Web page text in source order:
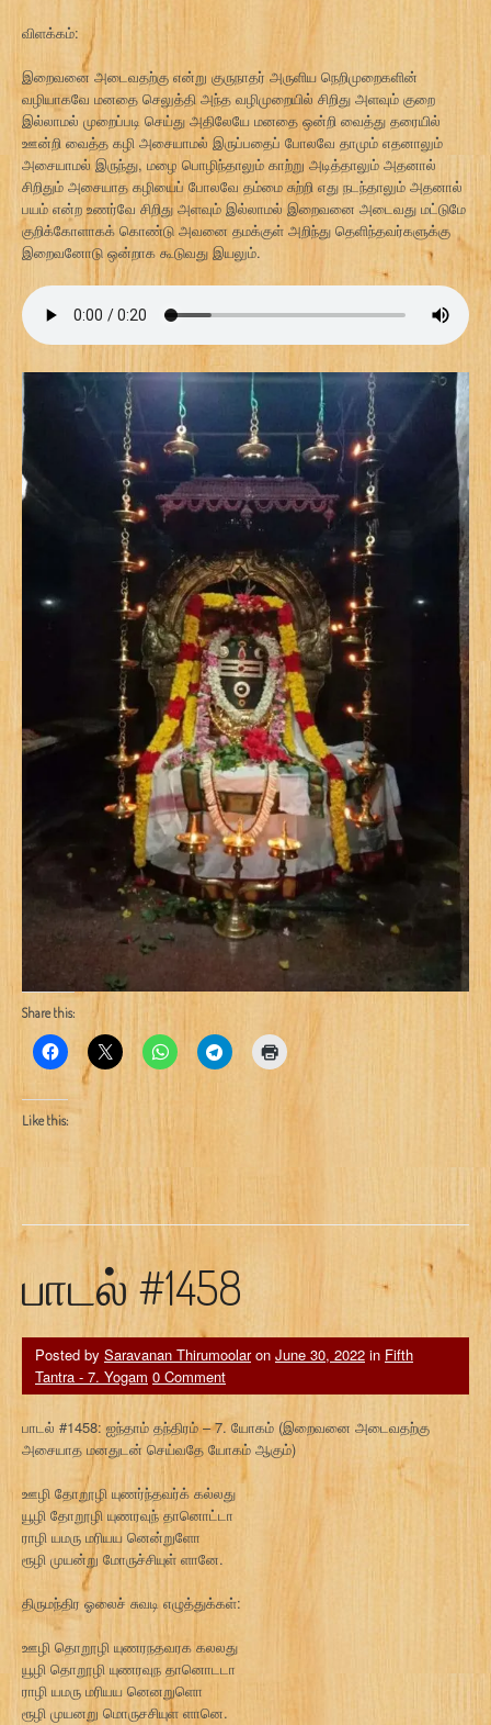
விளக்கம்:
இறைவனை அடைவதற்கு என்று குருநாதர் அருளிய நெறிமுறைகளின்
வழியாகவே மனதை செலுத்தி அந்த வழிமுறையில் சிறிது அளவும் குறை
இல்லாமல் முறைப்படி செய்து அதிலேயே மனதை ஒன்றி வைத்து தரையில்
ஊன்றி வைத்த கழி அசையாமல் இருப்பதைப் போலவே தாமும் எதனாலும்
அசையாமல் இருந்து, மழை பொழிந்தாலும் காற்று அடித்தாலும் அதனால்
சிறிதும் அசையாத கழியைப் போலவே தம்மை சுற்றி எது நடந்தாலும் அதனால்
பயம் என்ற உணர்வே சிறிது அளவும் இல்லாமல் இறைவனை அடைவது மட்டுமே
குறிக்கோளாகக் கொண்டு அவனை தமக்குள் அறிந்து தெளிந்தவர்களுக்கு
இறைவனோடு ஒன்றாக கூடுவது இயலும்.
Share this:
Like this:
பாடல் #1458
Posted by Saravanan Thirumoolaron June 30, 2022 in Fifth
Tantra - 7. Yogam 0 Comment
பாடல் #1458: ஐந்தாம் தந்திரம் – 7. யோகம் (இறைவனை அடைவதற்கு
அசையாத மனதுடன் செய்வதே யோகம் ஆகும்)
ஊழி தோறூழி யுணர்ந்தவர்க் கல்லது
யூழி தோறூழி யுணரவுந் தானொட்டா
ராழி யமரு மரியய னென்றுளோ
ரூழி முயன்று மோருச்சியுள் ளானே.
திருமந்திர ஓலைச் சுவடி எழுத்துக்கள்:
ஊழி தொறூழி யுணரநதவரக கலலது
யூழி தொறூழி யுணரவுந தானொடடா
ராழி யமரு மரியய னெனறுளொ
ரூழி முயனறு மொருசசியுள ளானெ.